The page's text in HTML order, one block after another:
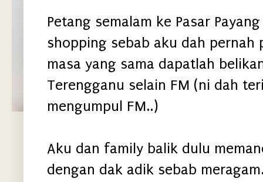
Petang semalam ke Pasar
shopping sebab aku dah pernah
masa yang sama dapatlah
Terengganu selain FM (ni dah
mengumpul FM..)
Aku dan family balik dulu
dengan dak adik sebab